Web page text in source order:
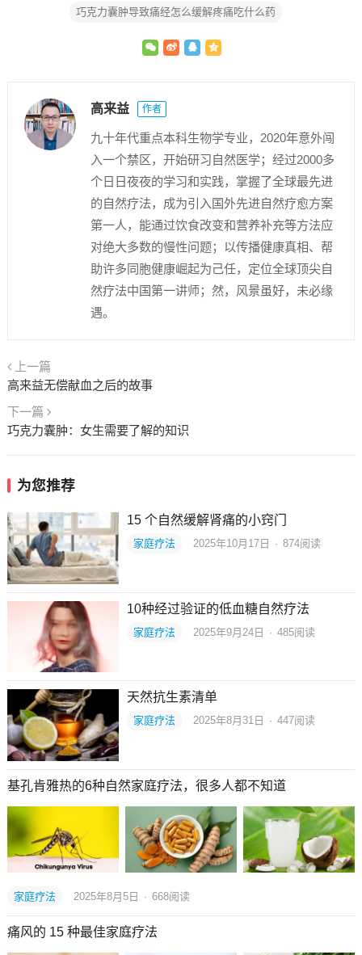
巧克力囊肿导致痛经怎么缓解疼痛吃什么药
高来益 作者
九十年代重点本科生物学专业，2020年意外闯
入一个禁区，开始研习自然医学；经过2000多
个日日夜夜的学习和实践，掌握了全球最先进
的自然疗法，成为引入国外先进自然疗愈方案
第一人，能通过饮食改变和营养补充等方法应
对绝大多数的慢性问题；以传播健康真相、帮
助许多同胞健康崛起为己任，定位全球顶尖自
然疗法中国第一讲师；然，风景虽好，未必缘
遇。
上一篇
高来益无偿献血之后的故事
下一篇
巧克力囊肿：女生需要了解的知识
为您推荐
15 个自然缓解肾痛的小窍门
家庭疗法 2025年10月17日 · 874阅读
10种经过验证的低血糖自然疗法
家庭疗法 2025年9月24日 · 485阅读
天然抗生素清单
家庭疗法 2025年8月31日 · 447阅读
基孔肯雅热的6种自然家庭疗法，很多人都不知道
家庭疗法 2025年8月5日 · 668阅读
痛风的 15 种最佳家庭疗法